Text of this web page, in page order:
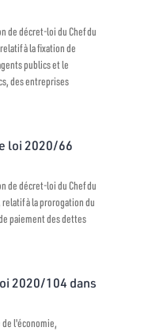
de décret-loi du Chef du
à la fixation de
publics et le
des entreprises
loi 2020/66
de décret-loi du Chef du
à la prorogation du
paiement des dettes
2020/104 dans
l'économie,